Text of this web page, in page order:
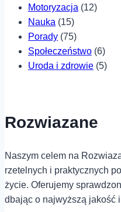
Motoryzacja (12)
Nauka (15)
Porady (75)
Społeczeństwo (6)
Uroda i zdrowie (5)
Rozwiazane
Naszym celem na
rzetelnych i praktycznych
życie. Oferujemy
dbając o najwyższą jakość